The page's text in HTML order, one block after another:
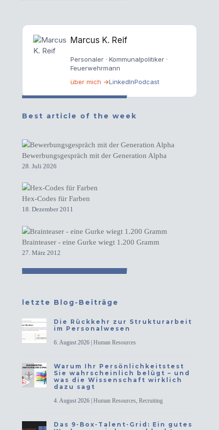
Marcus K. Reif
Personaler · Kommunalpolitiker ·
Feuerwehrmann
über mich →LinkedInPodcast
Best article of the week
Bewerbungsgespräch mit der Generation Alpha
28. Juli 2026
Hex-Codes für Farben
18. Dezember 2011
Brainteaser - eine Gurke wiegt 1.200 Gramm
27. März 2012
letzte Blog-Beiträge
Die Rückkehr zur Strukturarbeit
im Personalwesen
6. August 2026| Human Resources
Warum Ihr Persönlichkeitstest
Sie wahrscheinlich belügt – und
was die Wissenschaft wirklich
dazu sagt
4. August 2026| Human Resources, Recruiting
Das 9-Box-Talent-Grid: Ein gutes